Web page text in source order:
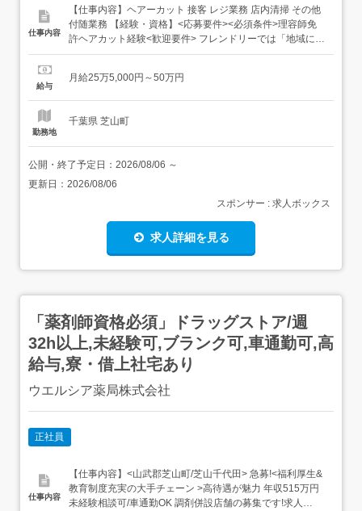
仕事内容
【仕事内容】ヘアーカット 接客 レジ業務 店内清掃 その他
付随業務 【経験・資格】<応募要件><必須条件>理容師免
許ヘアカット経験<歓迎要件> フレンドリーでは「地域に愛
される店舗」づくりを目指しています。そのために、技術
方また、アドバイスに素直に耳を傾けられる、柔軟性があ
給与
月給25万5,000円～50万円
勤務地
千葉県 芝山町
公開・終了予定日： 2026/08/06 ～
更新日： 2026/08/06
スポンサー : 求人ボックス
求人詳細を見る
「薬剤師資格必須」ドラッグストア/週
32h以上,未経験可,ブランク可,車通勤可,高
給与,寮・借上社宅あり
ウエルシア薬局株式会社
正社員
仕事内容
【仕事内容】<山武郡芝山町/芝山千代田> 急募!<福利厚生&
教育制度充実の大手チェーン >高待遇が魅力 年収515万円
未経験相談可/車通勤OK 調剤併設店舗の募集です!求人